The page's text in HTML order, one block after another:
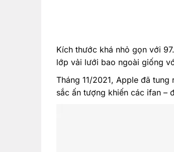
Kích thước khá nhỏ gọn với
lớp vải lưới bao ngoài giống
Tháng 11/2021, Apple đã
sắc ấn tượng khiến các ifan –